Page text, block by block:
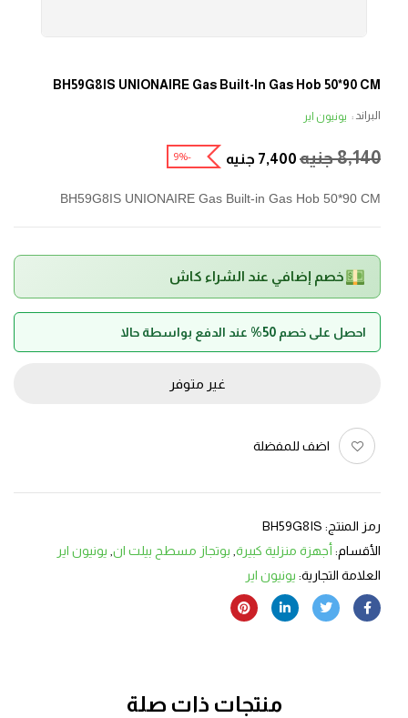
BH59G8IS UNIONAIRE Gas Built-In Gas Hob 50*90 CM
البراند : يونيون اير
8,140جنيه 7,400 جنيه -9%
BH59G8IS UNIONAIRE Gas Built-in Gas Hob 50*90 CM
خصم إضافي عند الشراء كاش
احصل على خصم 50% عند الدفع بواسطة حالا
غير متوفر
اضف للمفضلة
رمز المنتج: BH59G8IS
الأقسام: أجهزة منزلية كبيرة بوتجاز مسطح بيلت ان يونيون اير
العلامة التجارية: يونيون اير
منتجات ذات صلة